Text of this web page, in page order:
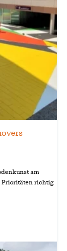
am
Prioritäten richtig